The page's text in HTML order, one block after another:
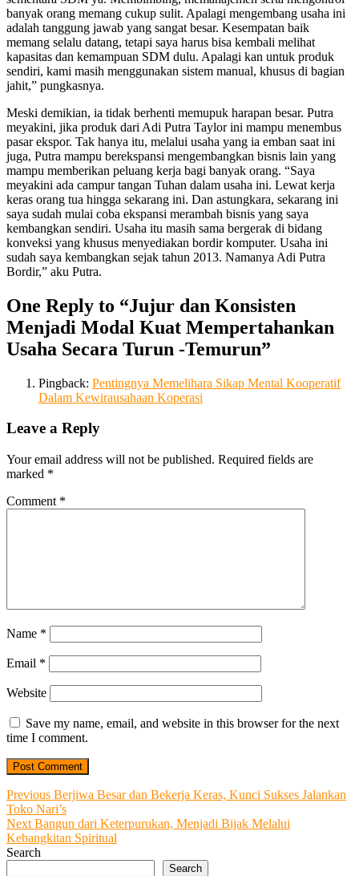
banyak orang memang cukup sulit. Apalagi mengembang usaha ini
adalah tanggung jawab yang sangat besar. Kesempatan baik
memang selalu datang, tetapi saya harus bisa kembali melihat
kapasitas dan kemampuan SDM dulu. Apalagi kan untuk produk
sendiri, kami masih menggunakan sistem manual, khusus di bagian
jahit,” pungkasnya.
Meski demikian, ia tidak berhenti memupuk harapan besar. Putra
meyakini, jika produk dari Adi Putra Taylor ini mampu menembus
pasar ekspor. Tak hanya itu, melalui usaha yang ia emban saat ini
juga, Putra mampu berekspansi mengembangkan bisnis lain yang
mampu memberikan peluang kerja bagi banyak orang. “Saya
meyakini ada campur tangan Tuhan dalam usaha ini. Lewat kerja
keras orang tua hingga sekarang ini. Dan astungkara, sekarang ini
saya sudah mulai coba ekspansi merambah bisnis yang saya
kembangkan sendiri. Usaha itu masih sama bergerak di bidang
konveksi yang khusus menyediakan bordir komputer. Usaha ini
sudah saya kembangkan sejak tahun 2013. Namanya Adi Putra
Bordir,” aku Putra.
One Reply to “Jujur dan Konsisten
Menjadi Modal Kuat Mempertahankan
Usaha Secara Turun -Temurun”
Pingback: Pentingnya Memelihara Sikap Mental Kooperatif
Dalam Kewirausahaan Koperasi
Leave a Reply
Your email address will not be published. Required fields are
marked *
Comment *
Name *
Email *
Website
Save my name, email, and website in this browser for the next
time I comment.
Post
navigation
Previous Previous
post:
Berjiwa Besar dan Bekerja Keras, Kunci Sukses Jalankan
Toko Nari’s
Next Next
post:
Bangun dari Keterpurukan, Menjadi Bijak Melalui
Kebangkitan Spiritual
Search
Search